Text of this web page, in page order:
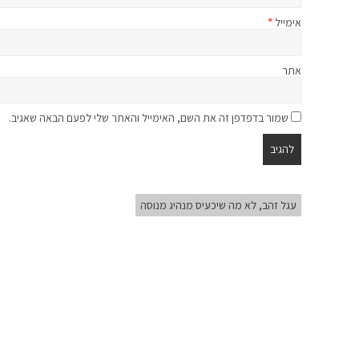
אימייל *
אתר
שמור בדפדפן זה את השם, האימייל והאתר שלי לפעם הבאה שאגיב.
עגל זהב, לא מה שיכעיס מנהיג מנוסה